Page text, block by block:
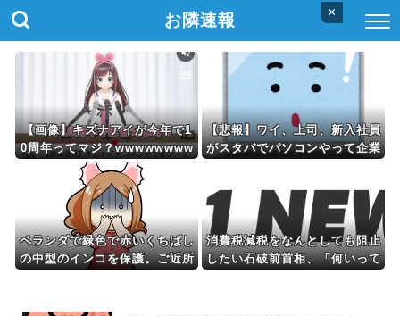
×
お隣速報
【画像】キズナアイが今年で1
0周年ってマジ？wwwwwwww
wwwwwwwww
【悲報】ワイ、上司、新入社員
がスタバでパソコンやって企業
ベランダで緑色で赤いくちばし
の中型のインコを保護。ご近所
消費税減税をなんとしても阻止
したい石破前首相、「何いって